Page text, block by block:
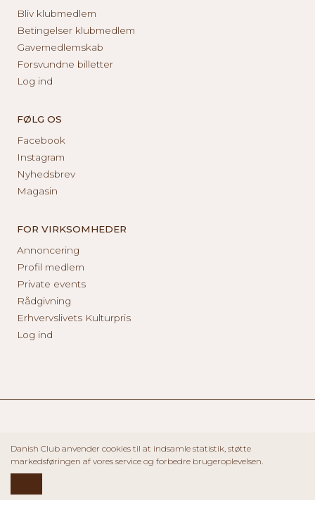
Bliv klubmedlem
Betingelser klubmedlem
Gavemedlemskab
Forsvundne billetter
Log ind
FØLG OS
Facebook
Instagram
Nyhedsbrev
Magasin
FOR VIRKSOMHEDER
Annoncering
Profil medlem
Private events
Rådgivning
Erhvervslivets Kulturpris
Log ind
Danish Club anvender cookies til at indsamle statistik, støtte
markedsføringen af vores service og forbedre brugeroplevelsen.